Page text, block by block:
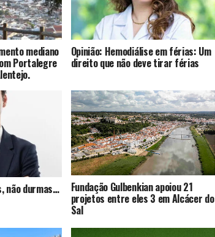
mediano
Portalegre
Opinião: Hemodiálise em férias: Um
direito que não deve tirar férias
não durmas… Fundação Gulbenkian apoiou 21
projetos entre eles 3 em Alcácer do
Sal